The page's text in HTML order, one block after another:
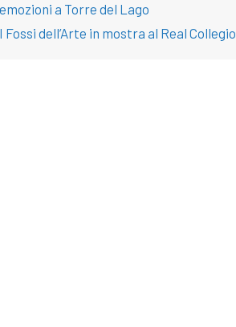
emozioni a Torre del Lago
I Fossi dell’Arte in mostra al Real Collegio